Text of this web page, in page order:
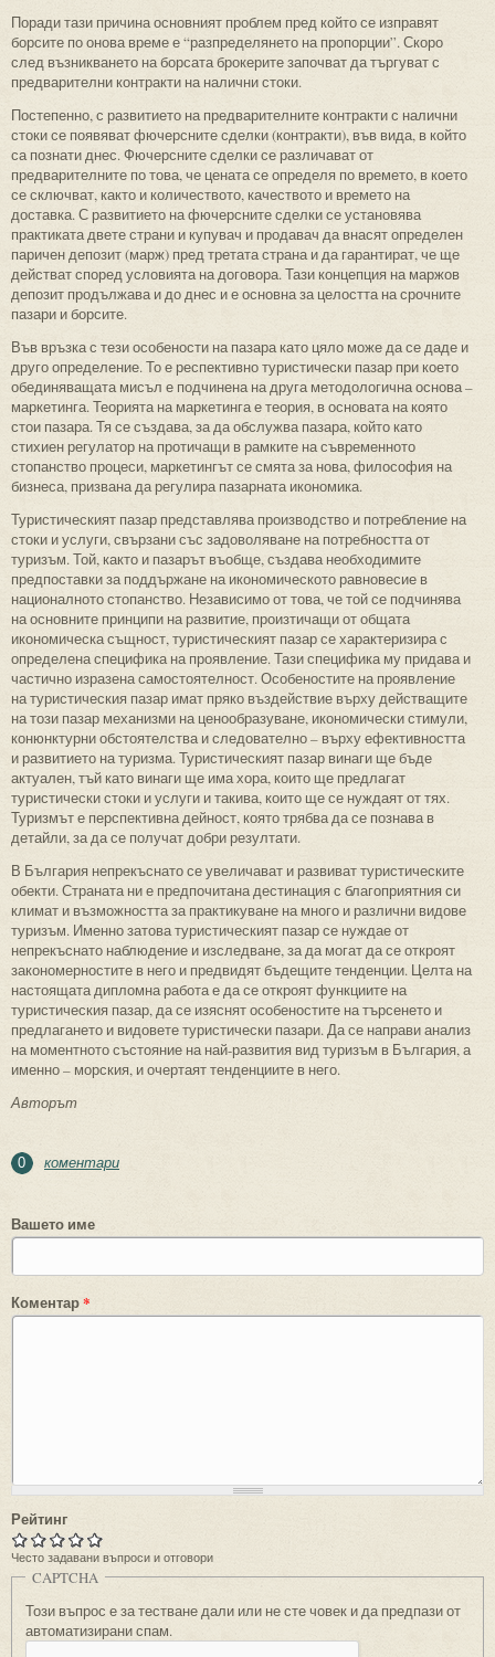
Поради тази причина основният проблем пред който се изправят
борсите по онова време е “разпределянето на пропорции”. Скоро
след възникването на борсата брокерите започват да търгуват с
предварителни контракти на налични стоки.
Постепенно, с развитието на предварителните контракти с налични
стоки се появяват фючерсните сделки (контракти), във вида, в който
са познати днес. Фючерсните сделки се различават от
предварителните по това, че цената се определя по времето, в което
се сключват, както и количеството, качеството и времето на
доставка. С развитието на фючерсните сделки се установява
практиката двете страни и купувач и продавач да внасят определен
паричен депозит (марж) пред третата страна и да гарантират, че ще
действат според условията на договора. Тази концепция на маржов
депозит продължава и до днес и е основна за целостта на срочните
пазари и борсите.
Във връзка с тези особености на пазара като цяло може да се даде и
друго определение. То е респективно туристически пазар при което
обединяващата мисъл е подчинена на друга методологична основа –
маркетинга. Теорията на маркетинга е теория, в основата на която
стои пазара. Тя се създава, за да обслужва пазара, който като
стихиен регулатор на протичащи в рамките на съвременното
стопанство процеси, маркетингът се смята за нова, философия на
бизнеса, призвана да регулира пазарната икономика.
Туристическият пазар представлява производство и потребление на
стоки и услуги, свързани със задоволяване на потребността от
туризъм. Той, както и пазарът въобще, създава необходимите
предпоставки за поддържане на икономическото равновесие в
националното стопанство. Независимо от това, че той се подчинява
на основните принципи на развитие, произтичащи от общата
икономическа същност, туристическият пазар се характеризира с
определена специфика на проявление. Тази специфика му придава и
частично изразена самостоятелност. Особеностите на проявление
на туристическия пазар имат пряко въздействие върху действащите
на този пазар механизми на ценообразуване, икономически стимули,
конюнктурни обстоятелства и следователно – върху ефективността
и развитието на туризма. Туристическият пазар винаги ще бъде
актуален, тъй като винаги ще има хора, които ще предлагат
туристически стоки и услуги и такива, които ще се нуждаят от тях.
Туризмът е перспективна дейност, която трябва да се познава в
детайли, за да се получат добри резултати.
В България непрекъснато се увеличават и развиват туристическите
обекти. Страната ни е предпочитана дестинация с благоприятния си
климат и възможността за практикуване на много и различни видове
туризъм. Именно затова туристическият пазар се нуждае от
непрекъснато наблюдение и изследване, за да могат да се откроят
закономерностите в него и предвидят бъдещите тенденции. Целта на
настоящата дипломна работа е да се откроят функциите на
туристическия пазар, да се изяснят особеностите на търсенето и
предлагането и видовете туристически пазари. Да се направи анализ
на моментното състояние на най-развития вид туризъм в България, а
именно – морския, и очертаят тенденциите в него.
Авторът
0 коментари
Вашето име
Коментар*
Рейтинг
Често задавани въпроси и отговори
CAPTCHA
Този въпрос е за тестване дали или не сте човек и да предпази от
автоматизирани спам.